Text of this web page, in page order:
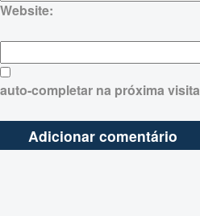
Website:
auto-completar na próxima visita